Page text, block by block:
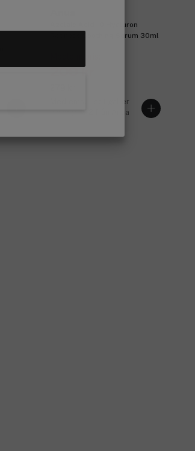
Azelaic Acid 10 Hyaluron
Redness Soothing Serum 30ml
Medlemspriset gäller
vid köp av 2 från Anua